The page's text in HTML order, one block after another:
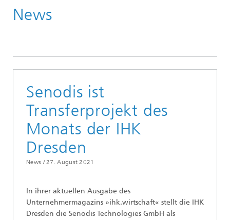
News
Senodis ist
Transferprojekt des
Monats der IHK
Dresden
News / 27. August 2021
In ihrer aktuellen Ausgabe des
Unternehmermagazins »ihk.wirtschaft« stellt die IHK
Dresden die Senodis Technologies GmbH als